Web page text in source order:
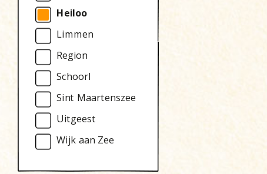
Heiloo
Limmen
Region
Schoorl
Sint Maartenszee
Uitgeest
Wijk aan Zee